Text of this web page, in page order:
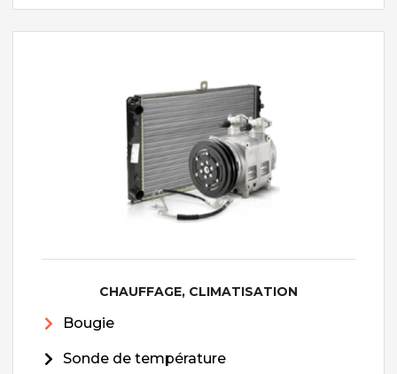
CHAUFFAGE, CLIMATISATION
Bougie
Sonde de température